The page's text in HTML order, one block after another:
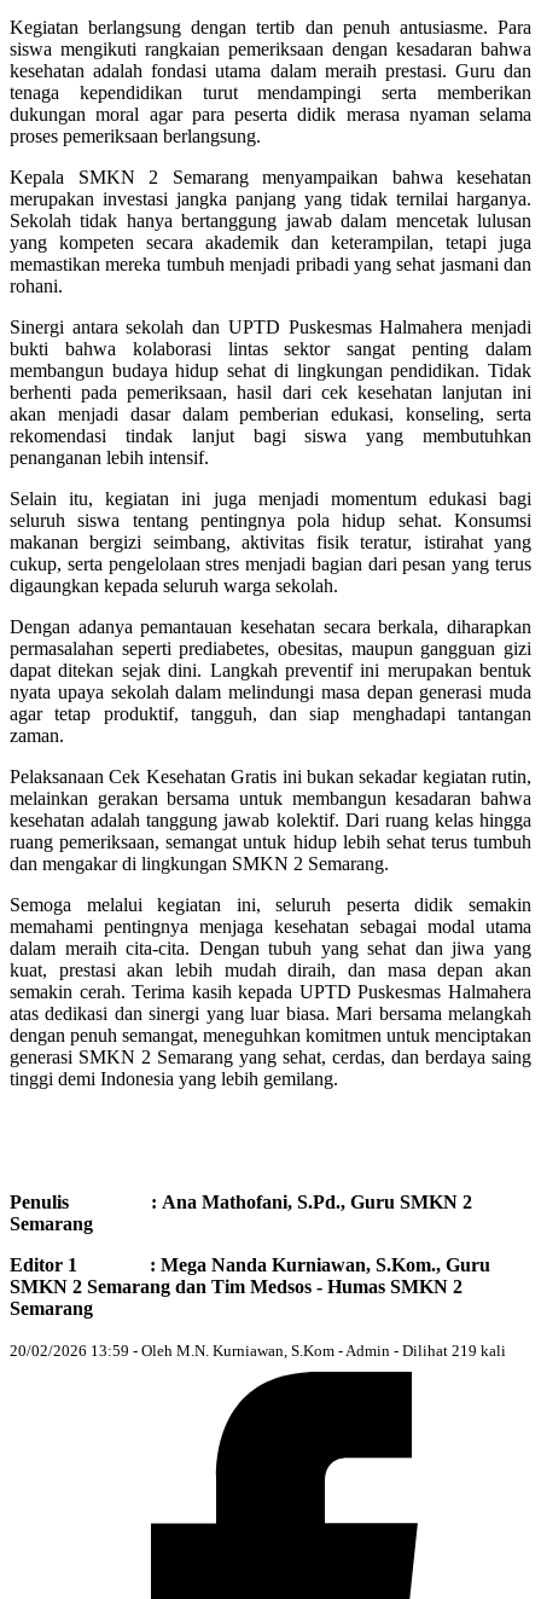
Kegiatan berlangsung dengan tertib dan penuh antusiasme. Para
siswa mengikuti rangkaian pemeriksaan dengan kesadaran bahwa
kesehatan adalah fondasi utama dalam meraih prestasi. Guru dan
tenaga kependidikan turut mendampingi serta memberikan
dukungan moral agar para peserta didik merasa nyaman selama
proses pemeriksaan berlangsung.
Kepala SMKN 2 Semarang menyampaikan bahwa kesehatan
merupakan investasi jangka panjang yang tidak ternilai harganya.
Sekolah tidak hanya bertanggung jawab dalam mencetak lulusan
yang kompeten secara akademik dan keterampilan, tetapi juga
memastikan mereka tumbuh menjadi pribadi yang sehat jasmani dan
rohani.
Sinergi antara sekolah dan UPTD Puskesmas Halmahera menjadi
bukti bahwa kolaborasi lintas sektor sangat penting dalam
membangun budaya hidup sehat di lingkungan pendidikan. Tidak
berhenti pada pemeriksaan, hasil dari cek kesehatan lanjutan ini
akan menjadi dasar dalam pemberian edukasi, konseling, serta
rekomendasi tindak lanjut bagi siswa yang membutuhkan
penanganan lebih intensif.
Selain itu, kegiatan ini juga menjadi momentum edukasi bagi
seluruh siswa tentang pentingnya pola hidup sehat. Konsumsi
makanan bergizi seimbang, aktivitas fisik teratur, istirahat yang
cukup, serta pengelolaan stres menjadi bagian dari pesan yang terus
digaungkan kepada seluruh warga sekolah.
Dengan adanya pemantauan kesehatan secara berkala, diharapkan
permasalahan seperti prediabetes, obesitas, maupun gangguan gizi
dapat ditekan sejak dini. Langkah preventif ini merupakan bentuk
nyata upaya sekolah dalam melindungi masa depan generasi muda
agar tetap produktif, tangguh, dan siap menghadapi tantangan
zaman.
Pelaksanaan Cek Kesehatan Gratis ini bukan sekadar kegiatan rutin,
melainkan gerakan bersama untuk membangun kesadaran bahwa
kesehatan adalah tanggung jawab kolektif. Dari ruang kelas hingga
ruang pemeriksaan, semangat untuk hidup lebih sehat terus tumbuh
dan mengakar di lingkungan SMKN 2 Semarang.
Semoga melalui kegiatan ini, seluruh peserta didik semakin
memahami pentingnya menjaga kesehatan sebagai modal utama
dalam meraih cita-cita. Dengan tubuh yang sehat dan jiwa yang
kuat, prestasi akan lebih mudah diraih, dan masa depan akan
semakin cerah. Terima kasih kepada UPTD Puskesmas Halmahera
atas dedikasi dan sinergi yang luar biasa. Mari bersama melangkah
dengan penuh semangat, meneguhkan komitmen untuk menciptakan
generasi SMKN 2 Semarang yang sehat, cerdas, dan berdaya saing
tinggi demi Indonesia yang lebih gemilang.
Penulis : Αna Mathofani, S.Pd., Guru SMKN 2
Semarang
Editor 1 : Mega Nanda Kurniawan, S.Kom., Guru
SMKN 2 Semarang dan Tim Medsos - Humas SMKN 2
Semarang
20/02/2026 13:59 - Oleh M.N. Kurniawan, S.Kom - Admin - Dilihat 219 kali